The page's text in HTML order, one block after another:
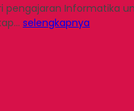
Informatika
selengkapnya